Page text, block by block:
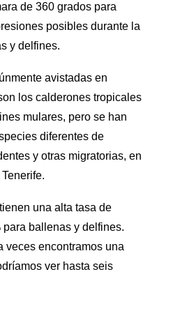
de 360 grados para
posibles durante la
y delfines.
avistadas en
los calderones tropicales
mulares, pero se han
diferentes de
y otras migratorias, en
una alta tasa de
ballenas y delfines.
veces encontramos una
ver hasta seis